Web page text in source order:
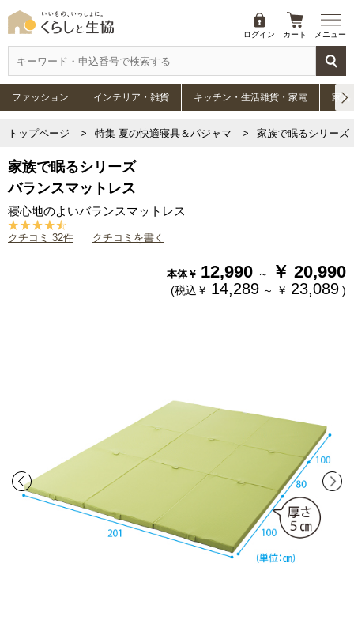
ログイン カート メニュー
ファッション インテリア・雑貨 キッチン・生活雑貨・家電 家具
トップページ 特集 夏の快適寝具＆パジャマ 家族で眠るシリー
家族で眠るシリーズ
バランスマットレス
寝心地のよいバランスマットレス
クチコミ 32件 クチコミを書く
本体￥ 12,990 ～ ￥ 20,990
(税込￥ 14,289 ～ ￥ 23,089 )